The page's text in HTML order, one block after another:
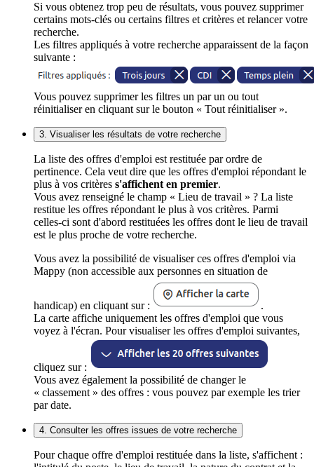
Si vous obtenez trop peu de résultats, vous pouvez supprimer
certains mots-clés ou certains filtres et critères et relancer votre
recherche.
Les filtres appliqués à votre recherche apparaissent de la façon
suivante :
Vous pouvez supprimer les filtres un par un ou tout
réinitialiser en cliquant sur le bouton « Tout réinitialiser ».
3. Visualiser les résultats de votre recherche
La liste des offres d'emploi est restituée par ordre de
pertinence. Cela veut dire que les offres d'emploi répondant le
plus à vos critères s'affichent en premier.
Vous avez renseigné le champ « Lieu de travail » ? La liste
restitue les offres répondant le plus à vos critères. Parmi
celles-ci sont d'abord restituées les offres dont le lieu de travail
est le plus proche de votre recherche.
Vous avez la possibilité de visualiser ces offres d'emploi via
Mappy (non accessible aux personnes en situation de
handicap) en cliquant sur :
.
La carte affiche uniquement les offres d'emploi que vous
voyez à l'écran. Pour visualiser les offres d'emploi suivantes,
cliquez sur :
Vous avez également la possibilité de changer le
« classement » des offres : vous pouvez par exemple les trier
par date.
4. Consulter les offres issues de votre recherche
Pour chaque offre d'emploi restituée dans la liste, s'affichent :